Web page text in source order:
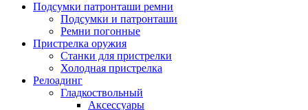
Подсумки патронташи ремни
Подсумки и патронташи
Ремни погонные
Пристрелка оружия
Станки для пристрелки
Холодная пристрелка
Релоадинг
Гладкоствольный
Аксессуары